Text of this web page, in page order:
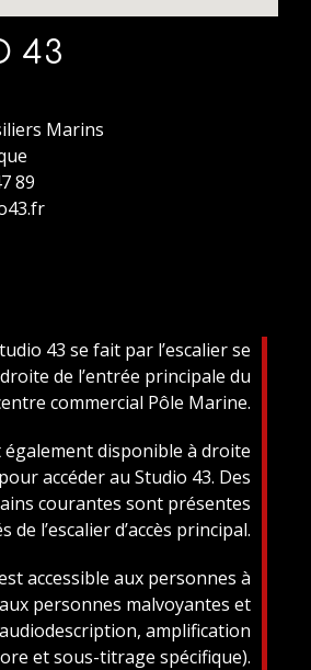
43
Marins
89
43 se fait par l’escalier se
de l’entrée principale du
commercial Pôle Marine.
également disponible à droite
accéder au Studio 43. Des
courantes sont présentes
de l’escalier d’accès principal.
accessible aux personnes à
personnes malvoyantes et
amplification
et sous-titrage spécifique).